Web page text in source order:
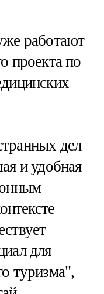
работают
проекта по
дел
и удобная
для
туризма",